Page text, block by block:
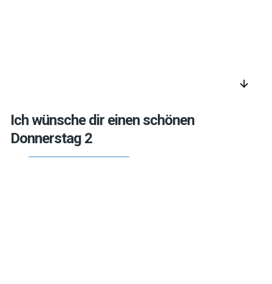
arrow_downward
Ich wünsche dir einen schönen
Donnerstag 2